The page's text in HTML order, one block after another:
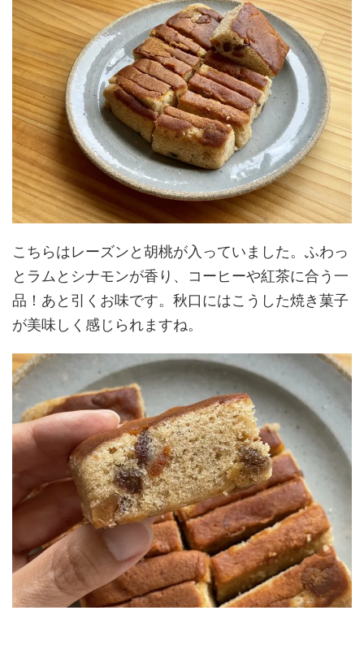
こちらはレーズンと胡桃が入っていました。ふわっ
とラムとシナモンが香り、コーヒーや紅茶に合う一
品！あと引くお味です。秋口にはこうした焼き菓子
が美味しく感じられますね。